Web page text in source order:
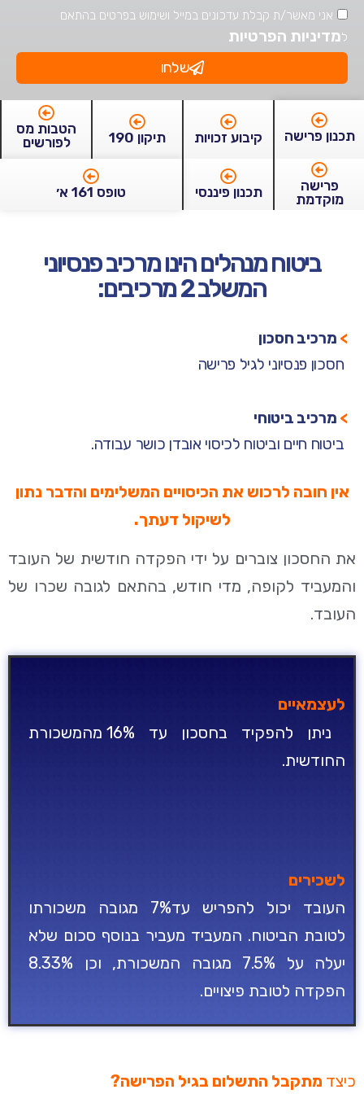
אני מאשר/ת קבלת עדכונים במייל ושימוש בפרטים בהתאם
למדיניות הפרטיות
שלחו
תכנון פרישה קיבוע זכויות תיקון 190
הטבות מס
לפורשים
פרישה
מוקדמת
תכנון פיננסי טופס 161 א׳
ביטוח מנהלים הינו מרכיב פנסיוני
המשלב 2 מרכיבים:
> מרכיב חסכון
חסכון פנסיוני לגיל פרישה
> מרכיב ביטוחי
ביטוח חיים וביטוח לכיסוי אובדן כושר עבודה.
אין חובה לרכוש את הכיסויים המשלימים והדבר נתון
לשיקול דעתך.
את החסכון צוברים על ידי הפקדה חודשית של העובד
והמעביד לקופה, מדי חודש, בהתאם לגובה שכרו של
העובד.
לעצמאיים
ניתן להפקיד בחסכון עד 16% מהמשכורת
החודשית.
לשכירים
העובד יכול להפריש עד7% מגובה משכורתו
לטובת הביטוח. המעביד מעביר בנוסף סכום שלא
יעלה על 7.5% מגובה המשכורת, וכן 8.33%
הפקדה לטובת פיצויים.
כיצד מתקבל התשלום בגיל הפרישה?